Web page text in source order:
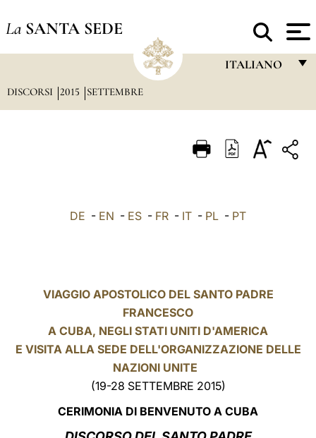
La SANTA SEDE
ITALIANO
ITALIANO
LATINE
DISCORSI 2015 SETTEMBRE
DE - EN - ES - FR - IT - PL - PT
VIAGGIO APOSTOLICO DEL SANTO PADRE
FRANCESCO
A CUBA, NEGLI STATI UNITI D'AMERICA
E VISITA ALLA SEDE DELL'ORGANIZZAZIONE DELLE
NAZIONI UNITE
(19-28 SETTEMBRE 2015)
CERIMONIA DI BENVENUTO A CUBA